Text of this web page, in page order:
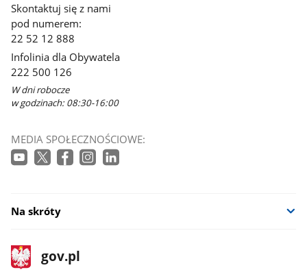
Skontaktuj się z nami
pod numerem:
22 52 12 888
Infolinia dla Obywatela
222 500 126
W dni robocze
w godzinach: 08:30-16:00
MEDIA SPOŁECZNOŚCIOWE:
Na skróty
stopka
gov.pl
Strona
gov.pl